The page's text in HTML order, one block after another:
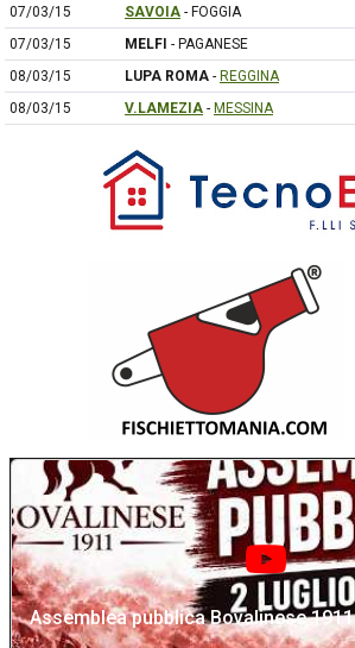
07/03/15
SAVOIA - FOGGIA
07/03/15
MELFI - PAGANESE
08/03/15
LUPA ROMA - REGGINA
08/03/15
V.LAMEZIA - MESSINA
Assemblea pubblica Bovalinese 1911